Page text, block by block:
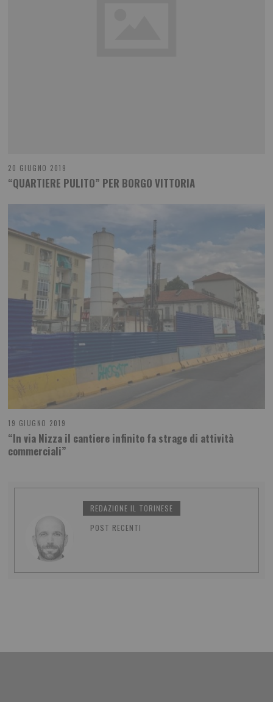
20 GIUGNO 2019
“QUARTIERE PULITO” PER BORGO VITTORIA
19 GIUGNO 2019
“In via Nizza il cantiere infinito fa strage di attività
commerciali”
REDAZIONE IL TORINESE
POST RECENTI